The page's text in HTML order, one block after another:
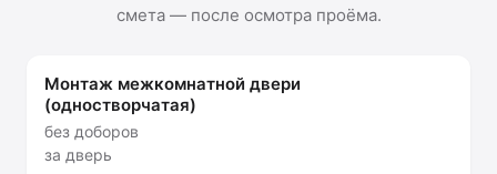
смета — после осмотра проёма.
Монтаж межкомнатной двери
(одностворчатая)
без доборов
за дверь